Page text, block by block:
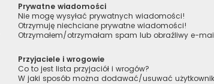
Prywatne wiadomości
Nie mogę wysyłać prywatnych wiadomości!
Otrzymuję niechciane prywatne wiadomości!
Otrzymałem/otrzymałam spam lub obraźliwy e-
Przyjaciele i wrogowie
Co to jest lista przyjaciół i wrogów?
W jaki sposób można dodawać/usuwać